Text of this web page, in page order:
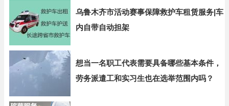
乌鲁木齐市活动赛事保障救护车租赁服务|车
内自带自动担架
想当一名职工代表需要具备哪些基本条件，
劳务派遣工和实习生也在选举范围内吗？